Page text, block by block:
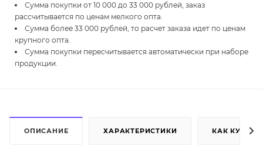
Сумма покупки от 10 000 до 33 000 рублей, заказ
рассчитывается по ценам мелкого опта.
Сумма более 33 000 рублей, то расчет заказа идет по ценам
крупного опта.
Сумма покупки пересчитывается автоматически при наборе
продукции.
ОПИСАНИЕ ХАРАКТЕРИСТИКИ КАК КУПИТЬ